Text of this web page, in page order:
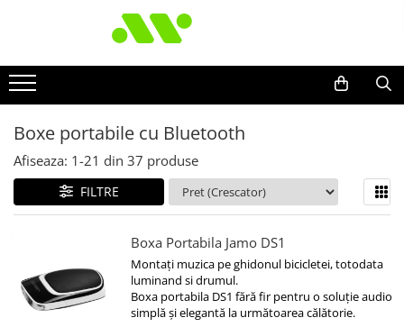
Boxe portabile cu Bluetooth
Afiseaza: 1-21 din 37 produse
FILTRE
Boxa Portabila Jamo DS1
Montați muzica pe ghidonul bicicletei, totodata
luminand si drumul.
Boxa portabila DS1 fără fir pentru o soluție audio
simplă și elegantă la următoarea călătorie.